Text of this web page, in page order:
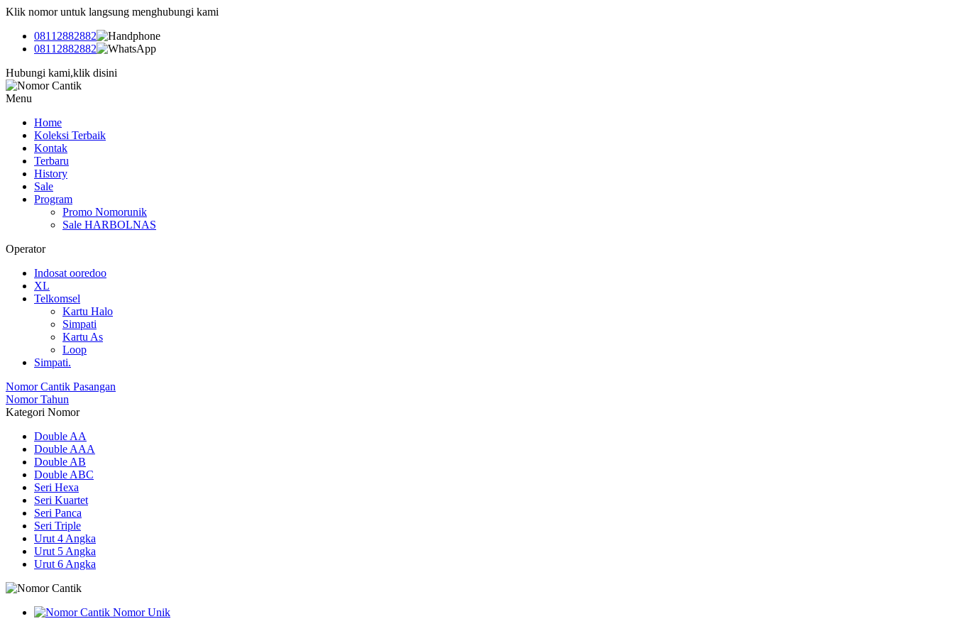
Klik nomor untuk langsung menghubungi kami
08112882882
08112882882
Hubungi kami,klik disini
Menu
Home
Koleksi Terbaik
Kontak
Terbaru
History
Sale
Program
Promo Nomorunik
Sale HARBOLNAS
Operator
Indosat ooredoo
XL
Telkomsel
Kartu Halo
Simpati
Kartu As
Loop
Simpati.
Nomor Cantik Pasangan
Nomor Tahun
Kategori Nomor
Double AA
Double AAA
Double AB
Double ABC
Seri Hexa
Seri Kuartet
Seri Panca
Seri Triple
Urut 4 Angka
Urut 5 Angka
Urut 6 Angka